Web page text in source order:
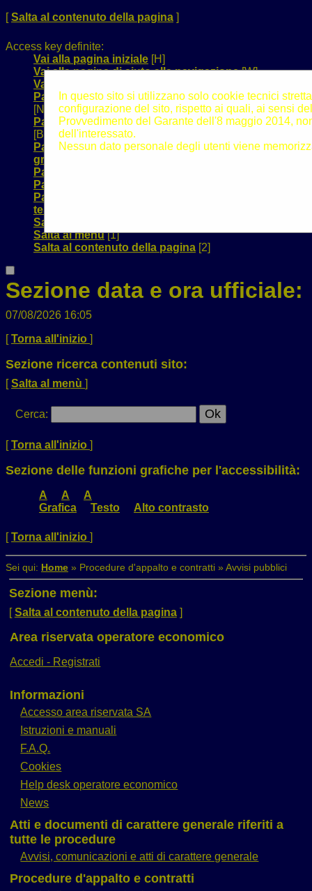
[Salta al contenuto della pagina ]
Access key definite:
Vai alla pagina iniziale [H]
Vai alla pagina di aiuto alla navigazione[W]
Vai alla mappa del sito
Passa al testo con caratteri di dimensione standard
[N]
Passa al testo con caratteri di dimensione grande
[B]
Passa al testo con caratteri di dimensione molto
grande
Passa alla visualizzazione grafica
Passa alla visualizzazione solo testo
Passa alla visualizzazione in alto contrasto e solo
testo
Salta alla ricerca di contenuti
Salta al menù[1]
Salta al contenuto della pagina [2]
Sezione data e ora ufficiale:
07/08/2026 16:05
[Torna all'inizio ]
Sezione ricerca contenuti sito:
[Salta al menù ]
Cerca:
[Torna all'inizio ]
Sezione delle funzioni grafiche per l'accessibilità:
A A
A
Grafica
Testo Alto contrasto
[Torna all'inizio ]
Sei qui: Home » Procedure d'appalto e contratti » Avvisi pubblici
In questo sito si utilizzano solo cookie tecnici
configurazione del sito, rispetto ai quali, ai sensi
Provvedimento del Garante dell'8 maggio 2014,
dell'interessato.
Nessun dato personale degli utenti viene
Sezione menù:
[Salta al contenuto della pagina]
Area riservata operatore economico
Accedi - Registrati
Informazioni
Accesso area riservata SA
Istruzioni e manuali
F.A.Q.
Cookies
Help desk operatore economico
News
Atti e documenti di carattere generale riferiti a
tutte le procedure
Avvisi, comunicazioni e atti di carattere generale
Procedure d'appalto e contratti